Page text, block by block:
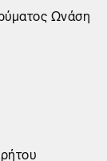
Ωνάση